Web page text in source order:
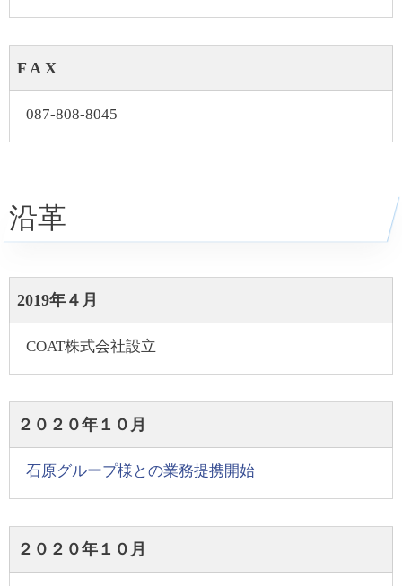
F A X
087-808-8045
沿革
2019年４月
COAT株式会社設立
２０２０年１０月
石原グループ様との業務提携開始
２０２０年１０月